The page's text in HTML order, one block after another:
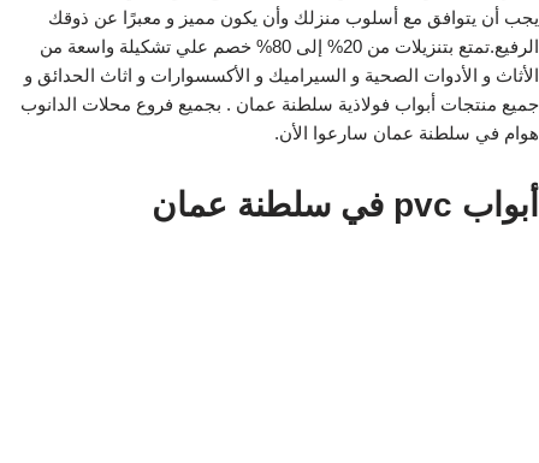
يجب أن يتوافق مع أسلوب منزلك وأن يكون مميز و معبرًا عن ذوقك
الرفيع.تمتع بتنزيلات من 20% إلى 80% خصم علي تشكيلة واسعة من
الأثاث و الأدوات الصحية و السيراميك و الأكسسوارات و اثاث الحدائق و
جميع منتجات أبواب فولاذية سلطنة عمان . بجميع فروع محلات الدانوب
هوام في سلطنة عمان سارعوا الأن.
أبواب pvc في سلطنة عمان